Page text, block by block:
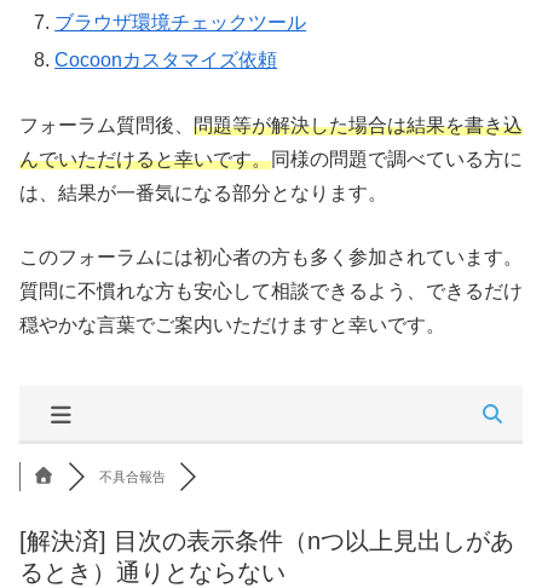
ブラウザ環境チェックツール
Cocoonカスタマイズ依頼
フォーラム質問後、 問題等が解決した場合は結果を書き込
んでいただけると幸いです。同様の問題で調べている方に
は、結果が一番気になる部分となります。
このフォーラムには初心者の方も多く参加されています。
質問に不慣れな方も安心して相談できるよう、できるだけ
穏やかな言葉でご案内いただけますと幸いです。
不具合報告
[解決済] 目次の表示条件（nつ以上見出しがあ
るとき）通りとならない